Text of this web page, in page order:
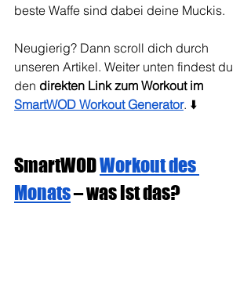
beste Waffe sind dabei deine Muckis.
Neugierig? Dann scroll dich durch
unseren Artikel. Weiter unten findest du
den direkten Link zum Workout im
SmartWOD Workout Generator. ⬇️
SmartWOD Workout des
Monats – was ist das?